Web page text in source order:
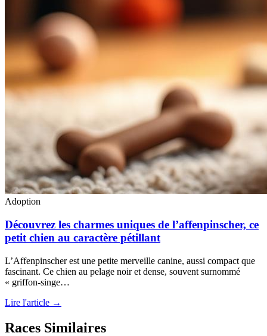
Adoption
Découvrez les charmes uniques de l’affenpinscher, ce
petit chien au caractère pétillant
L’Affenpinscher est une petite merveille canine, aussi compact que
fascinant. Ce chien au pelage noir et dense, souvent surnommé
« griffon-singe…
Lire l'article →
Races Similaires